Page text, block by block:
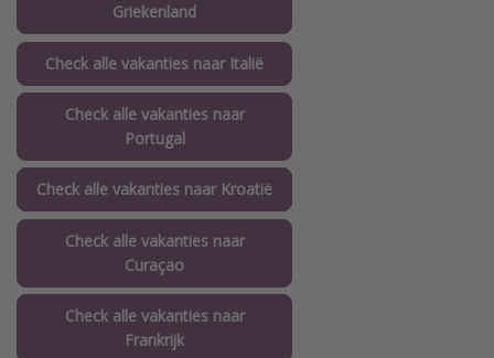
Griekenland
Check alle vakanties naar Italië
Check alle vakanties naar
Portugal
Check alle vakanties naar Kroatië
Check alle vakanties naar
Curaçao
Check alle vakanties naar
Frankrijk